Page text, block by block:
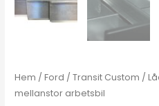
Hem /Ford /Transit Custom /
mellanstor arbetsbil